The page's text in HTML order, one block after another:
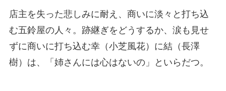
店主を失った悲しみに耐え、商いに淡々と打ち込
む五鈴屋の人々。跡継ぎをどうするか、涙も見せ
ずに商いに打ち込む幸（小芝風花）に結（長澤
樹）は、「姉さんには心はないの」といらだつ。